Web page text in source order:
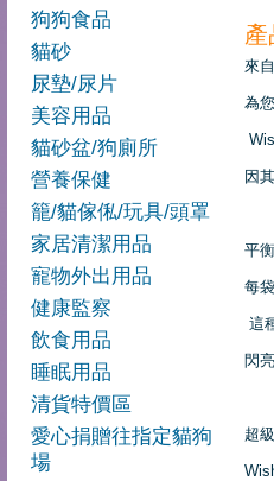
狗狗食品
貓砂
尿墊/尿片
美容用品
貓砂盆/狗廁所
營養保健
籠/貓傢俬/玩具/頭罩
家居清潔用品
寵物外出用品
健康監察
飲食用品
睡眠用品
清貨特價區
愛心捐贈往指定貓狗
場
Harlow Blend HB 楓葉
無穀物慕絲罐 008 鮪魚
和山羊奶 80g (幼貓/康
復貓/增重/副食罐)
[HB008]
$14.00
添加到購物車
來
為
因
平
每
這
閃
超